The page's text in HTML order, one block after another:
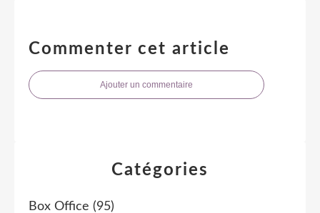
Commenter cet article
Ajouter un commentaire
Catégories
Box Office (95)